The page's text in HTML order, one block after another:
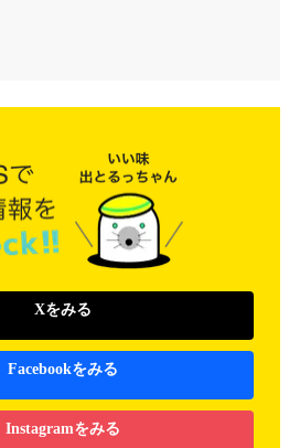
Xをみる
Facebookをみる
Instagramをみる